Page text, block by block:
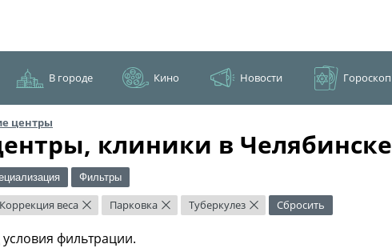
В городе Кино Новости Гороскоп
центры
клиники в Челябинске
Фильтры
Коррекция веса × Парковка × Туберкулез × Сбросить
фильтрации.